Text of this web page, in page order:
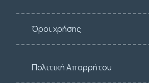
Όροι χρήσης
Πολιτική Απορρήτου